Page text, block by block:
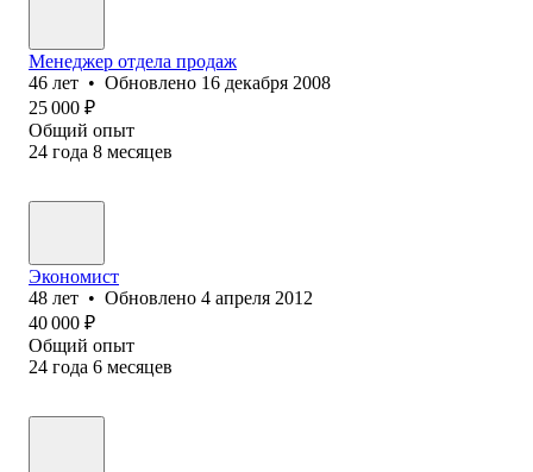
Менеджер отдела продаж
46 лет • Обновлено 16 декабря 2008
25 000 ₽
Общий опыт
24 года 8 месяцев
Экономист
48 лет • Обновлено 4 апреля 2012
40 000 ₽
Общий опыт
24 года 6 месяцев